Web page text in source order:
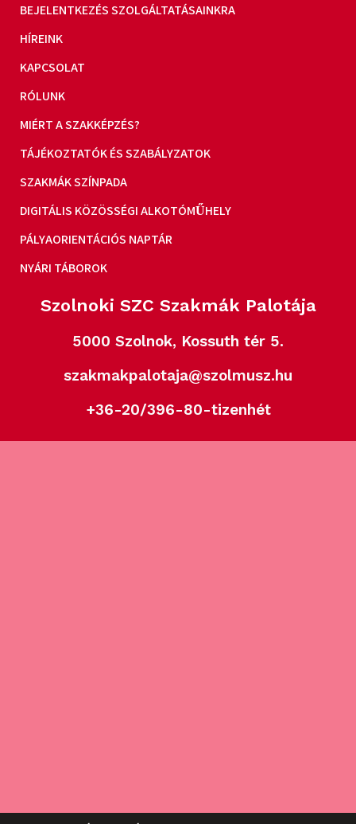
BEJELENTKEZÉS SZOLGÁLTATÁSAINKRA
HÍREINK
KAPCSOLAT
RÓLUNK
MIÉRT A SZAKKÉPZÉS?
TÁJÉKOZTATÓK ÉS SZABÁLYZATOK
SZAKMÁK SZÍNPADA
DIGITÁLIS KÖZÖSSÉGI ALKOTÓMŰHELY
PÁLYAORIENTÁCIÓS NAPTÁR
NYÁRI TÁBOROK
Szolnoki SZC Szakmák Palotája
5000 Szolnok, Kossuth tér 5.
szakmakpalotaja@szolmusz.hu
+36-20/396-80-tizenhét